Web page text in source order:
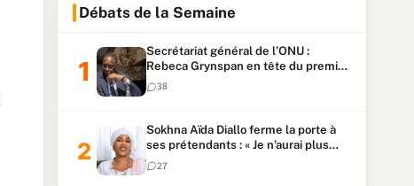
Débats de la Semaine
Secrétariat général de l’ONU :
Rebeca Grynspan en tête du premier
vote, Macky Sall pointe à la 5ᵉ place
38
Sokhna Aïda Diallo ferme la porte à
ses prétendants : « Je n’aurai plus
jamais un autre mari »
27